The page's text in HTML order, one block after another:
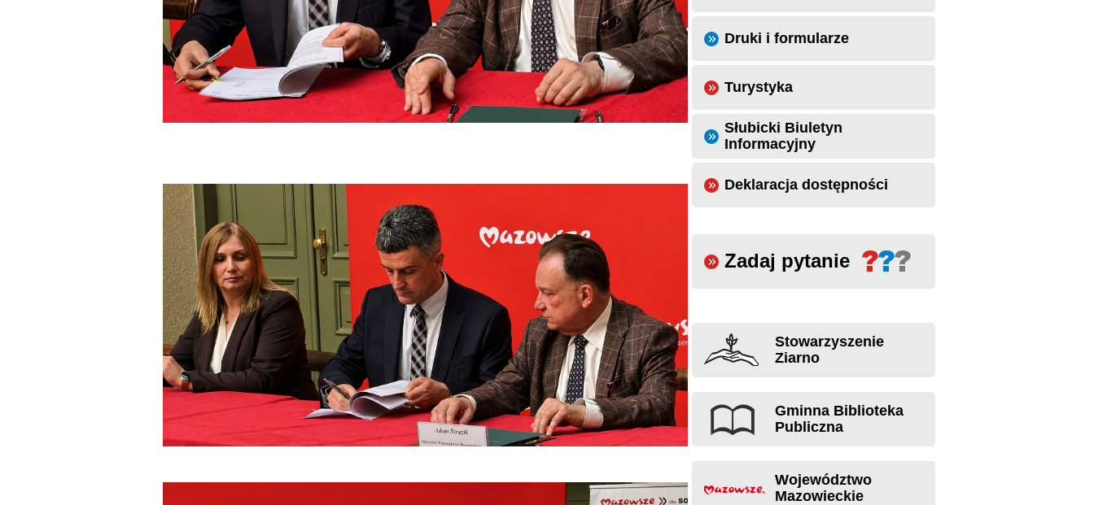
Druki i formularze
Turystyka
Słubicki Biuletyn
Informacyjny
Deklaracja dostępności
Zadaj pytanie
Stowarzyszenie
Ziarno
Gminna Biblioteka
Publiczna
Województwo
Mazowieckie